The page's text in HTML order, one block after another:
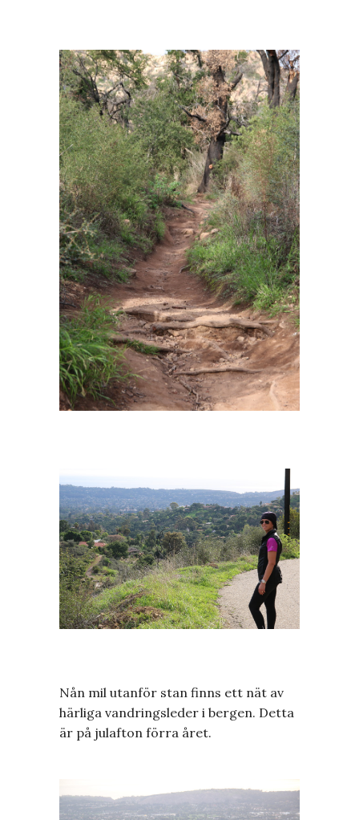
Nån mil utanför stan finns ett nät av
härliga vandringsleder i bergen. Detta
är på julafton förra året.